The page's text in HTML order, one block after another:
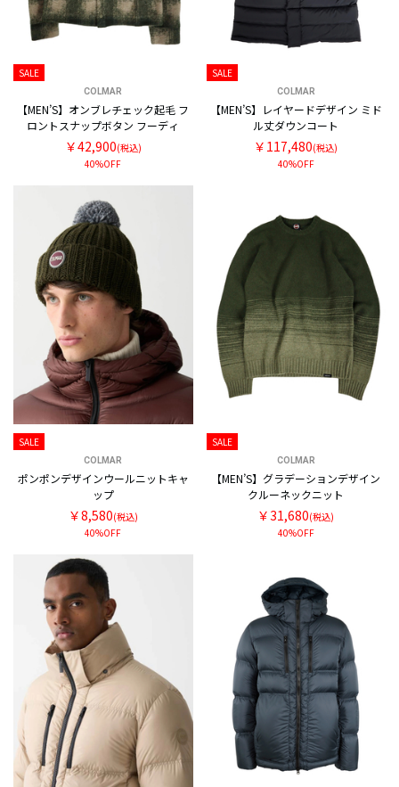
SALE
COLMAR
【MEN’S】オンブレチェック起毛 フ
ロントスナップボタン フーディ
￥42,900(税込)
40%OFF
SALE
COLMAR
【MEN’S】レイヤードデザイン ミド
ル丈ダウンコート
￥117,480(税込)
40%OFF
SALE
COLMAR
ポンポンデザインウールニットキャ
ップ
￥8,580(税込)
40%OFF
SALE
COLMAR
【MEN’S】グラデーションデザイン
クルーネックニット
￥31,680(税込)
40%OFF